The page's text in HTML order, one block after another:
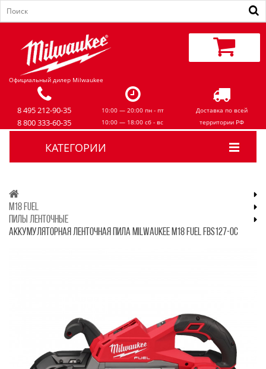
Официальный дилер Milwaukee
8 495 212-90-35
8 800 333-60-35
10:00 — 20:00 пн - пт
10:00 — 18:00 сб - вс
Доставка по всей
территории РФ
КАТЕГОРИИ
M18 FUEL
ПИЛЫ ЛЕНТОЧНЫЕ
АККУМУЛЯТОРНАЯ ЛЕНТОЧНАЯ ПИЛА MILWAUKEE M18 FUEL FBS127-0C